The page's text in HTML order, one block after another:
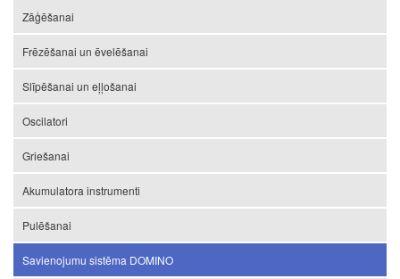
Zāģēšanai
Frēzēšanai un ēvelēšanai
Slīpēšanai un eļļošanai
Oscilatori
Griešanai
Akumulatora instrumenti
Pulēšanai
Savienojumu sistēma DOMINO